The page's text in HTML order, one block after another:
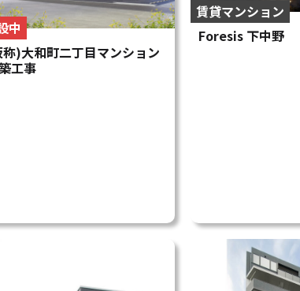
中
称)大和町二丁目マンション
工事
賃貸マンション
Foresis 下中野